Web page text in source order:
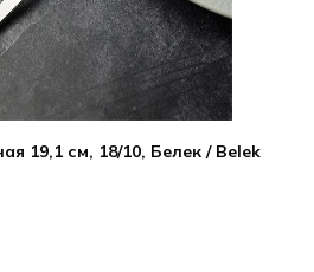
19,1 см, 18/10, Белек / Belek